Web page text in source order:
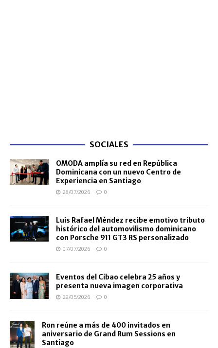
SOCIALES
OMODA amplía su red en República
Dominicana con un nuevo Centro de
Experiencia en Santiago
28/07/2026 0
Luis Rafael Méndez recibe emotivo tributo
histórico del automovilismo dominicano
con Porsche 911 GT3 RS personalizado
07/07/2026 0
Eventos del Cibao celebra 25 años y
presenta nueva imagen corporativa
29/05/2026 0
Ron reúne a más de 400 invitados en
aniversario de Grand Rum Sessions en
Santiago